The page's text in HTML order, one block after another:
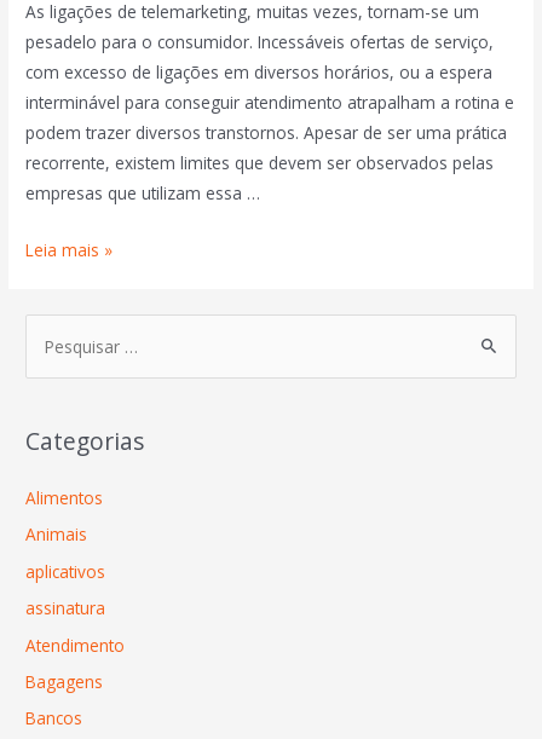
As ligações de telemarketing, muitas vezes, tornam-se um
pesadelo para o consumidor. Incessáveis ofertas de serviço,
com excesso de ligações em diversos horários, ou a espera
interminável para conseguir atendimento atrapalham a rotina e
podem trazer diversos transtornos. Apesar de ser uma prática
recorrente, existem limites que devem ser observados pelas
empresas que utilizam essa …
Leia mais »
Categorias
Alimentos
Animais
aplicativos
assinatura
Atendimento
Bagagens
Bancos